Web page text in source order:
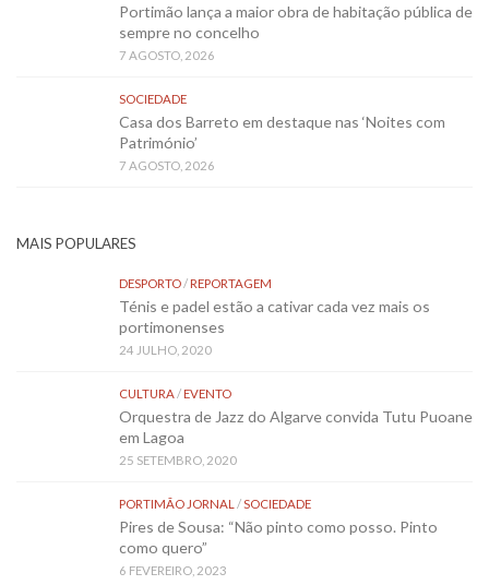
Portimão lança a maior obra de habitação pública de
sempre no concelho
7 AGOSTO, 2026
SOCIEDADE
Casa dos Barreto em destaque nas ‘Noites com
Património’
7 AGOSTO, 2026
MAIS POPULARES
DESPORTO/REPORTAGEM
Ténis e padel estão a cativar cada vez mais os
portimonenses
24 JULHO, 2020
CULTURA/EVENTO
Orquestra de Jazz do Algarve convida Tutu Puoane
em Lagoa
25 SETEMBRO, 2020
PORTIMÃO JORNAL /SOCIEDADE
Pires de Sousa: “Não pinto como posso. Pinto
como quero”
6 FEVEREIRO, 2023